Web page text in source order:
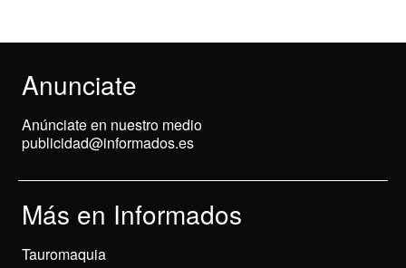
Anunciate
Anúnciate en nuestro medio
publicidad@informados.es
Más en Informados
Tauromaquia